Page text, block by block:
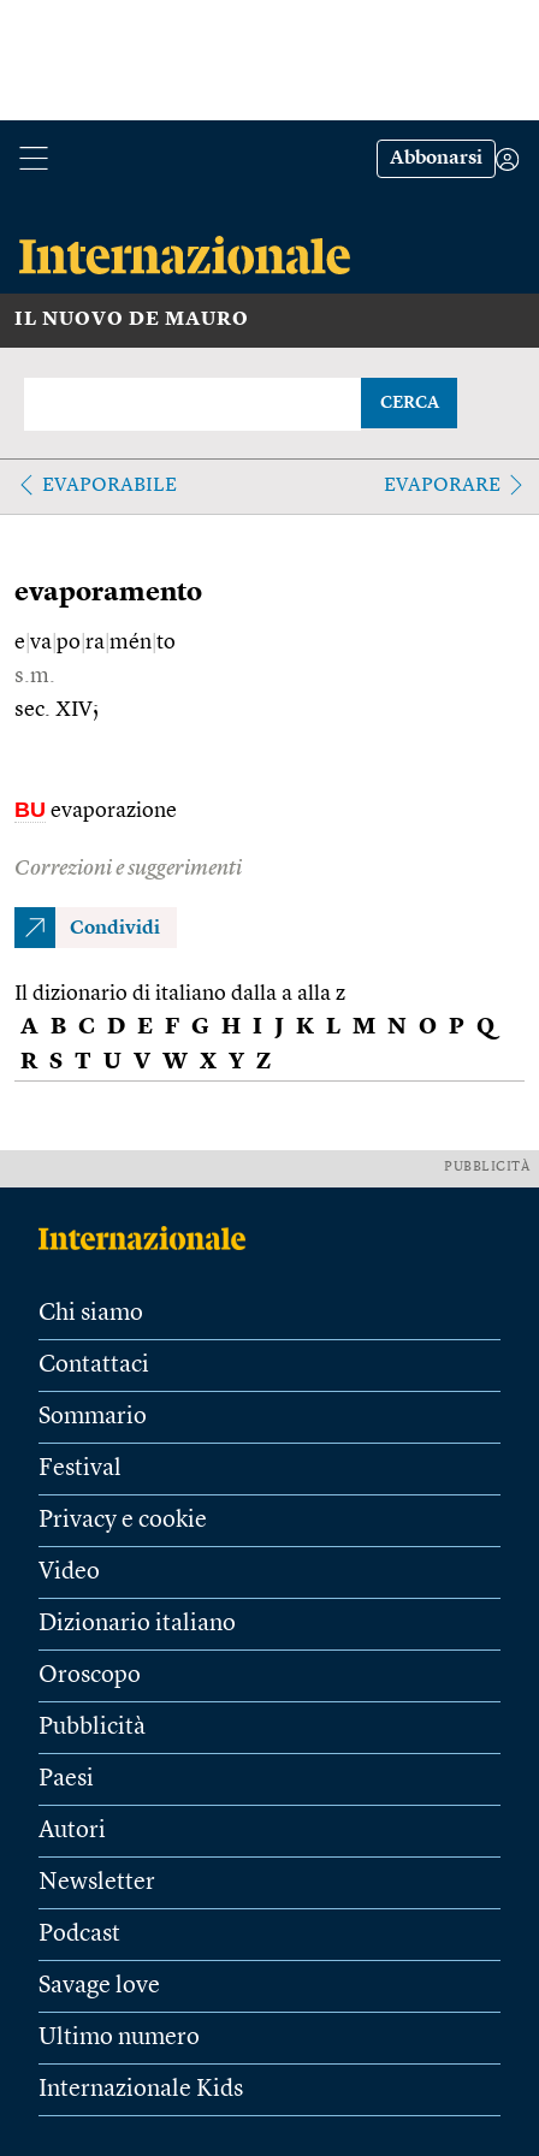
Abbonarsi
IL NUOVO DE MAURO
CERCA
EVAPORABILE EVAPORARE
evaporamento
e va po ra mén to
s.m.
sec. XIV;
BU evaporazione
Correzioni e suggerimenti
Condividi
Il dizionario di italiano dalla a alla z
A B C D E F G H I J K L M N O P Q
R S T U V W X Y Z
PUBBLICITÀ
Chi siamo
Contattaci
Sommario
Festival
Privacy e cookie
Video
Dizionario italiano
Oroscopo
Pubblicità
Paesi
Autori
Newsletter
Podcast
Savage love
Ultimo numero
Internazionale Kids